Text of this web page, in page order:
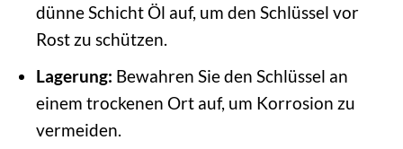
dünne Schicht Öl auf, um den Schlüssel vor
Rost zu schützen.
Lagerung: Bewahren Sie den Schlüssel an
einem trockenen Ort auf, um Korrosion zu
vermeiden.